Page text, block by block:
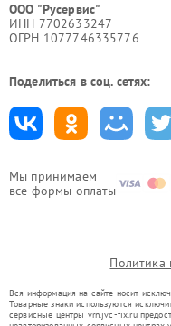
Мы принимаем
все формы оплаты
ООО "Русервис"
ИНН 7702633247
ОГРН 1077746335776
Поделиться в соц. сетях:
Политика
Вся информация на сайте носит
Товарные знаки используются
сервисные центры vrn.jvc-fix.ru